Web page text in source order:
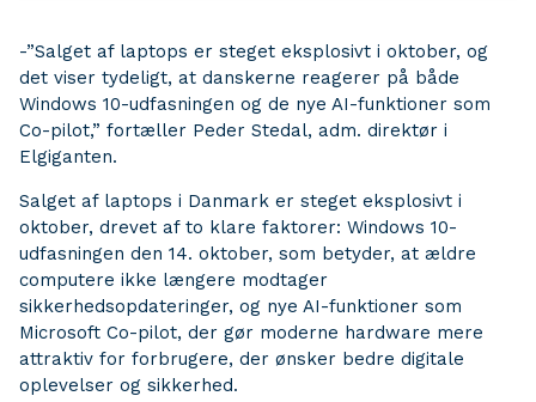
-”Salget af laptops er steget eksplosivt i oktober, og
det viser tydeligt, at danskerne reagerer på både
Windows 10-udfasningen og de nye AI-funktioner som
Co-pilot,” fortæller Peder Stedal, adm. direktør i
Elgiganten.
Salget af laptops i Danmark er steget eksplosivt i
oktober, drevet af to klare faktorer: Windows 10-
udfasningen den 14. oktober, som betyder, at ældre
computere ikke længere modtager
sikkerhedsopdateringer, og nye AI-funktioner som
Microsoft Co-pilot, der gør moderne hardware mere
attraktiv for forbrugere, der ønsker bedre digitale
oplevelser og sikkerhed.